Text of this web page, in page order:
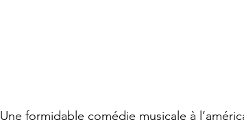
Une formidable comédie musicale à